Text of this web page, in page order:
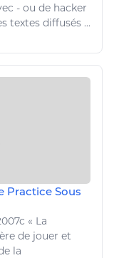
- ou de hacker
textes diffusés ...
Practice Sous
« La
de jouer et
la